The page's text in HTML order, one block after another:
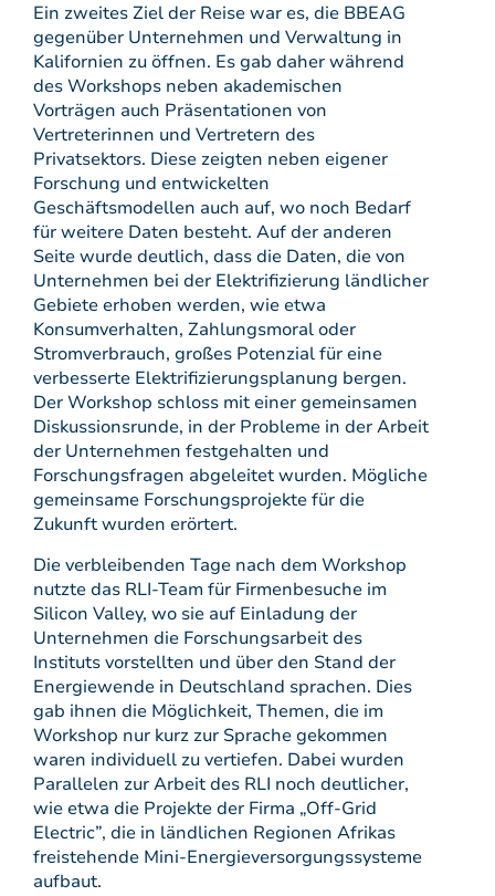
Ein zweites Ziel der Reise war es, die BBEAG
gegenüber Unternehmen und Verwaltung in
Kalifornien zu öffnen. Es gab daher während
des Workshops neben akademischen
Vorträgen auch Präsentationen von
Vertreterinnen und Vertretern des
Privatsektors. Diese zeigten neben eigener
Forschung und entwickelten
Geschäftsmodellen auch auf, wo noch Bedarf
für weitere Daten besteht. Auf der anderen
Seite wurde deutlich, dass die Daten, die von
Unternehmen bei der Elektrifizierung ländlicher
Gebiete erhoben werden, wie etwa
Konsumverhalten, Zahlungsmoral oder
Stromverbrauch, großes Potenzial für eine
verbesserte Elektrifizierungsplanung bergen.
Der Workshop schloss mit einer gemeinsamen
Diskussionsrunde, in der Probleme in der Arbeit
der Unternehmen festgehalten und
Forschungsfragen abgeleitet wurden. Mögliche
gemeinsame Forschungsprojekte für die
Zukunft wurden erörtert.
Die verbleibenden Tage nach dem Workshop
nutzte das RLI-Team für Firmenbesuche im
Silicon Valley, wo sie auf Einladung der
Unternehmen die Forschungsarbeit des
Instituts vorstellten und über den Stand der
Energiewende in Deutschland sprachen. Dies
gab ihnen die Möglichkeit, Themen, die im
Workshop nur kurz zur Sprache gekommen
waren individuell zu vertiefen. Dabei wurden
Parallelen zur Arbeit des RLI noch deutlicher,
wie etwa die Projekte der Firma „Off-Grid
Electric”, die in ländlichen Regionen Afrikas
freistehende Mini-Energieversorgungssysteme
aufbaut.